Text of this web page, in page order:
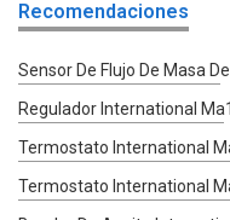
Recomendaciones
Sensor De Flujo De Masa
Regulador International
Termostato International
Termostato International